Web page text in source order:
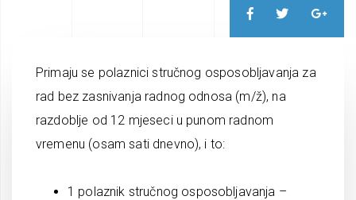
Primaju se polaznici stručnog osposobljavanja za
rad bez zasnivanja radnog odnosa (m/ž), na
razdoblje od 12 mjeseci u punom radnom
vremenu (osam sati dnevno), i to:
1 polaznik stručnog osposobljavanja –